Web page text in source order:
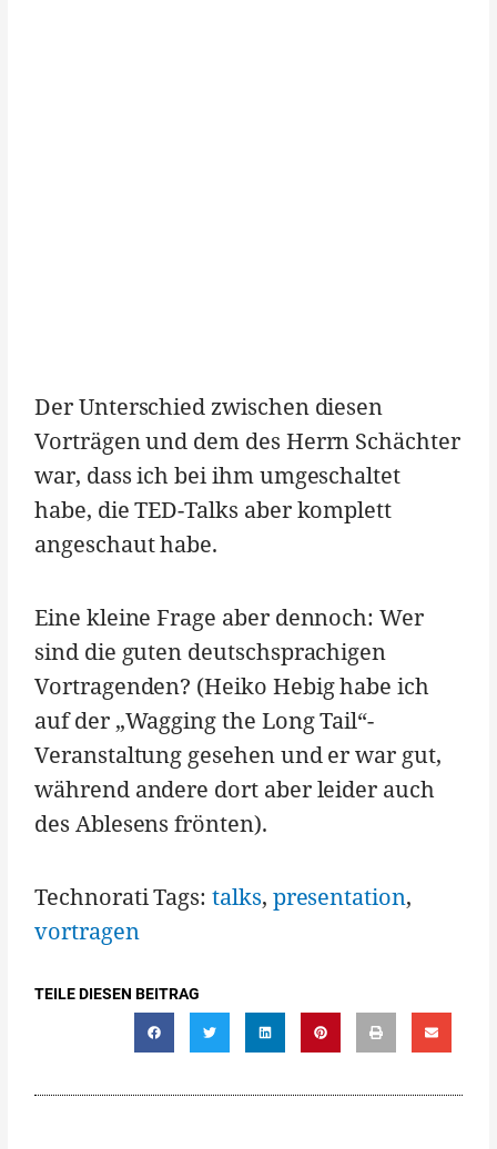
Der Unterschied zwischen diesen
Vorträgen und dem des Herrn Schächter
war, dass ich bei ihm umgeschaltet
habe, die TED-Talks aber komplett
angeschaut habe.
Eine kleine Frage aber dennoch: Wer
sind die guten deutschsprachigen
Vortragenden? (Heiko Hebig habe ich
auf der „Wagging the Long Tail“-
Veranstaltung gesehen und er war gut,
während andere dort aber leider auch
des Ablesens frönten).
Technorati Tags:talks, presentation,
vortragen
TEILE DIESEN BEITRAG